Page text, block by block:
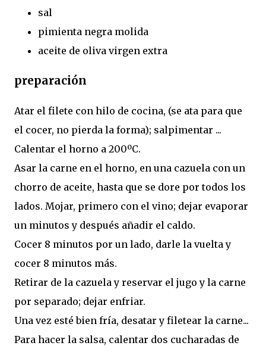
sal
pimienta negra molida
aceite de oliva virgen extra
preparación
Atar el filete con hilo de cocina, (se ata para que
el cocer, no pierda la forma); salpimentar ...
Calentar el horno a 200ºC.
Asar la carne en el horno, en una cazuela con un
chorro de aceite, hasta que se dore por todos los
lados. Mojar, primero con el vino; dejar evaporar
un minutos y después añadir el caldo.
Cocer 8 minutos por un lado, darle la vuelta y
cocer 8 minutos más.
Retirar de la cazuela y reservar el jugo y la carne
por separado; dejar enfriar.
Una vez esté bien fría, desatar y filetear la carne...
Para hacer la salsa, calentar dos cucharadas de